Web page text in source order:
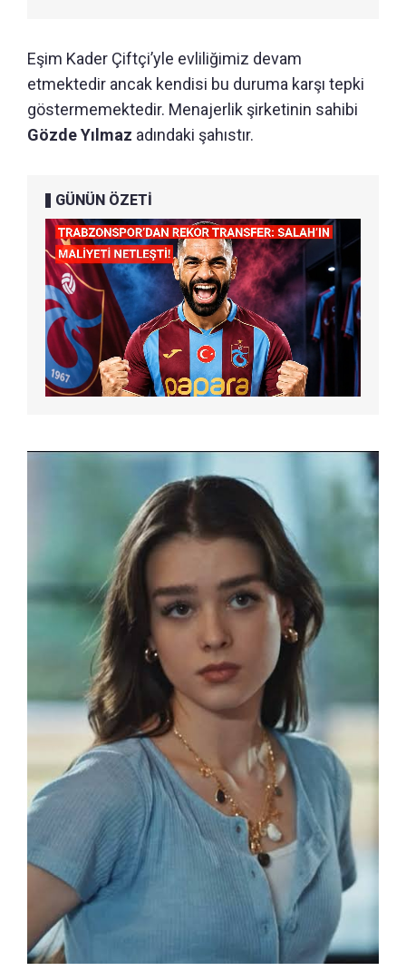
Eşim Kader Çiftçi’yle evliliğimiz devam
etmektedir ancak kendisi bu duruma karşı tepki
göstermemektedir. Menajerlik şirketinin sahibi
Gözde Yılmaz adındaki şahıstır.
GÜNÜN ÖZETİ